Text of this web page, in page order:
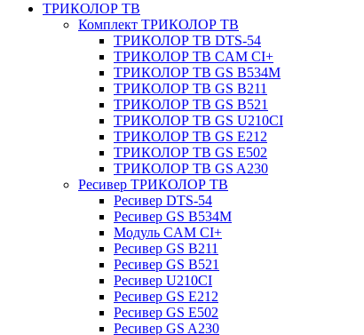
ТРИКОЛОР ТВ
Комплект ТРИКОЛОР ТВ
ТРИКОЛОР ТВ DTS-54
ТРИКОЛОР ТВ CAM CI+
ТРИКОЛОР ТВ GS B534M
ТРИКОЛОР ТВ GS B211
ТРИКОЛОР ТВ GS B521
ТРИКОЛОР ТВ GS U210CI
ТРИКОЛОР ТВ GS E212
ТРИКОЛОР ТВ GS E502
ТРИКОЛОР ТВ GS A230
Ресивер ТРИКОЛОР ТВ
Ресивер DTS-54
Ресивер GS B534M
Модуль CAM CI+
Ресивер GS B211
Ресивер GS B521
Ресивер U210CI
Ресивер GS E212
Ресивер GS E502
Ресивер GS A230